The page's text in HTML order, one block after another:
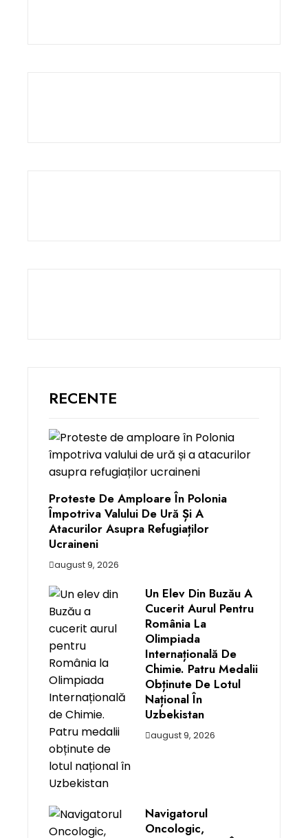
RECENTE
Proteste De Amploare În Polonia
Împotriva Valului De Ură Și A
Atacurilor Asupra Refugiaților
Ucraineni
august 9, 2026
Un Elev Din Buzău A
Cucerit Aurul Pentru
România La
Olimpiada
Internațională De
Chimie. Patru Medalii
Obținute De Lotul
Național În
Uzbekistan
august 9, 2026
Navigatorul
Oncologic,